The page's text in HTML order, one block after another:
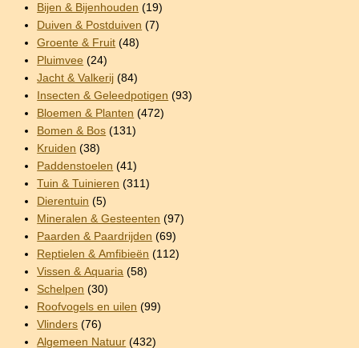
Bijen & Bijenhouden (19)
Duiven & Postduiven (7)
Groente & Fruit (48)
Pluimvee (24)
Jacht & Valkerij (84)
Insecten & Geleedpotigen (93)
Bloemen & Planten (472)
Bomen & Bos (131)
Kruiden (38)
Paddenstoelen (41)
Tuin & Tuinieren (311)
Dierentuin (5)
Mineralen & Gesteenten (97)
Paarden & Paardrijden (69)
Reptielen & Amfibieën (112)
Vissen & Aquaria (58)
Schelpen (30)
Roofvogels en uilen (99)
Vlinders (76)
Algemeen Natuur (432)